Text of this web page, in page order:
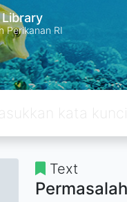
Perikanan RI
Text